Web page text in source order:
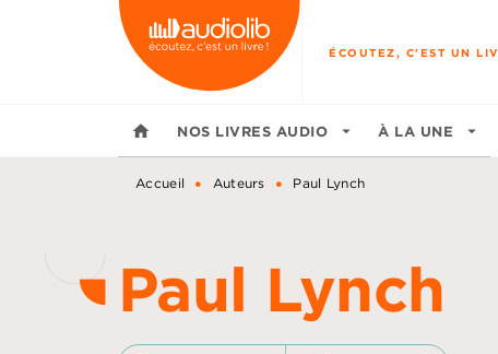
MENU RECHERCHE
ÉCOUTEZ, C'EST UN
home NOS LIVRES AUDIO arrow_drop_down À LA UNE arrow_drop_down
Accueil • Auteurs • Paul Lynch
Paul Lynch